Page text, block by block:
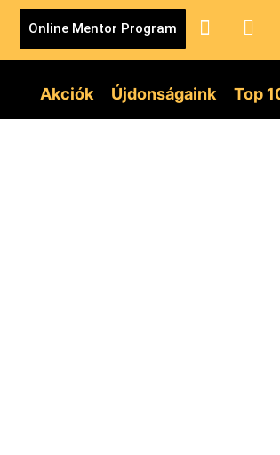
Online Mentor Program
Akciók Újdonságaink Top